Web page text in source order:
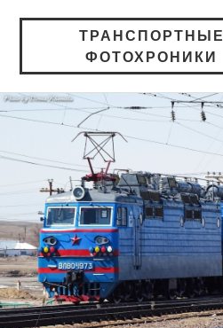
ТРАНСПОРТНЫЕ
ФОТОХРОНИКИ